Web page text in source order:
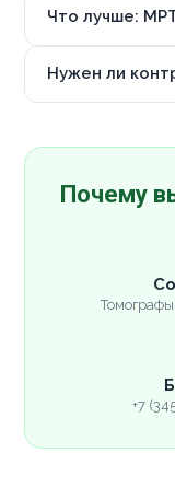
Что лучше:
Нужен ли
Почему
+7